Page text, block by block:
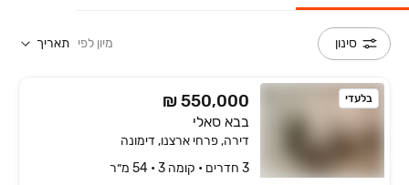
סינון מיון לפי תאריך
בלעדי ₪ 550,000
בבא סאלי
דירה, פרחי ארצנו, דימונה
3 חדרים • קומה ‎3‏ • 54 מ״ר